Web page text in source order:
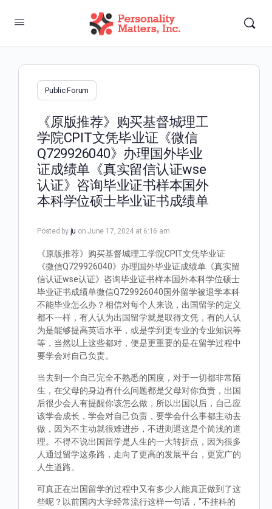
Public Forum
《原版推荐》购买基督城理工
学院CPIT文凭毕业证《微信
Q729926040》办理国外毕业
证成绩单《真实留信认证wse
认证》咨询毕业证书样本国外
本科学位硕士毕业证书成绩单
Posted by ju on June 17, 2024 at 6:16 am
《原版推荐》购买基督城理工学院CPIT文凭毕业证
《微信Q729926040》办理国外毕业证成绩单《真实留
信认证wse认证》咨询毕业证书样本国外本科学位硕士
毕业证书成绩单微信Q729926040国外留学被退学本科
不能毕业怎么办？相信对每个人来说，出国留学的定义
都不一样，有人认为出国留学就是取得文凭，有的人认
为是能够提高英语水平，或是学到更专业的专业知识等
等，当然以上这些都对，便是更重要的是在留学过程中
要学会对自己负责。
当去到一个自己完全不熟悉的国度，对于一切都非常陌
生，在父母的身边有什么问题都是父母对你负责，出国
后很少会人有提醒你该怎么做，所以出国以后，自己应
该学会成长，学会对自己负责，要学会什么事都主动去
做，因为不主动就很难进步，不进则退这是个简浅的道
理。不得不说出国留学是人生的一大转折点，因为很多
人通过留学这条路，走向了更高的发展平台，更宽广的
人生道路。
可真正在出国留学的过程中又有多少人能真正做到了这
些呢？以前国内大学经常流行这样一句话，“不挂科的